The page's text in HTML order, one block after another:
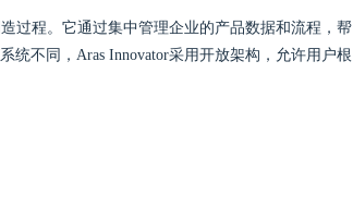
过程。它通过集中管理企业的产品数据和流程，帮
不同，Aras Innovator采用开放架构，允许用户根